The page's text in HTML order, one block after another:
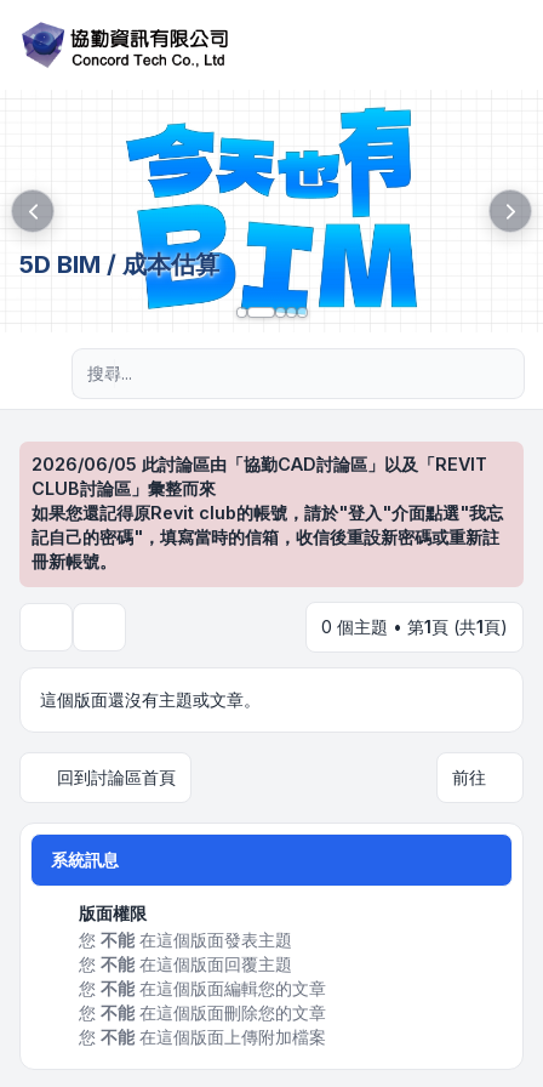
5D BIM / 成本估算
2026/06/05 此討論區由「協勤CAD討論區」以及「REVIT
CLUB討論區」彙整而來
如果您還記得原Revit club的帳號，請於"登入"介面點選"我忘
記自己的密碼"，填寫當時的信箱，收信後重設新密碼或重新註
冊新帳號。
0 個主題 • 第1頁 (共1頁)
這個版面還沒有主題或文章。
回到討論區首頁 前往
系統訊息
版面權限
您 不能在這個版面發表主題
您 不能在這個版面回覆主題
您 不能在這個版面編輯您的文章
您 不能在這個版面刪除您的文章
您 不能在這個版面上傳附加檔案